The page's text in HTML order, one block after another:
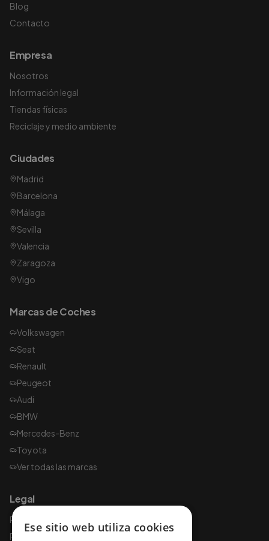
Blog
Contacto
Empresa
Nosotros
Información legal
Tiendas físicas
Reciclaje y medio ambiente
Ciudades
Madrid
Barcelona
Málaga
Sevilla
Valencia
Zaragoza
Vigo
Marcas de Coches
Volkswagen
Seat
Renault
Peugeot
Audi
BMW
Mercedes-Benz
Toyota
Ver todas las marcas
Legal
Política de privacidad
Política de cookies
Ese sitio web utiliza cookies